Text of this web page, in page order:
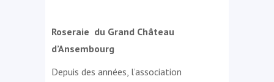
Roseraie du Grand Château
d’Ansembourg
Depuis des années, l’association